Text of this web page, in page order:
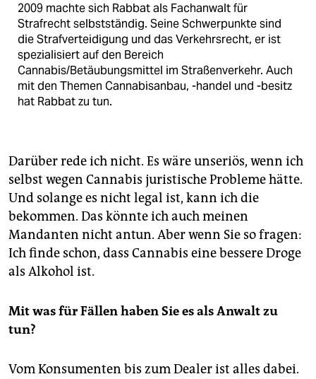
2009 machte sich Rabbat als Fachanwalt für
Strafrecht selbstständig. Seine Schwerpunkte sind
die Strafverteidigung und das Verkehrsrecht, er ist
spezialisiert auf den Bereich
Cannabis/Betäubungsmittel im Straßenverkehr. Auch
mit den Themen Cannabisanbau, -handel und -besitz
hat Rabbat zu tun.
Darüber rede ich nicht. Es wäre unseriös, wenn ich
selbst wegen Cannabis juristische Probleme hätte.
Und solange es nicht legal ist, kann ich die
bekommen. Das könnte ich auch meinen
Mandanten nicht antun. Aber wenn Sie so fragen:
Ich finde schon, dass Cannabis eine bessere Droge
als Alkohol ist.
Mit was für Fällen haben Sie es als Anwalt zu
tun?
Vom Konsumenten bis zum Dealer ist alles dabei.